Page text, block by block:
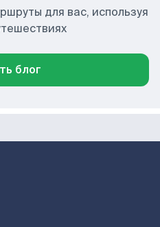
для вас, используя
блог